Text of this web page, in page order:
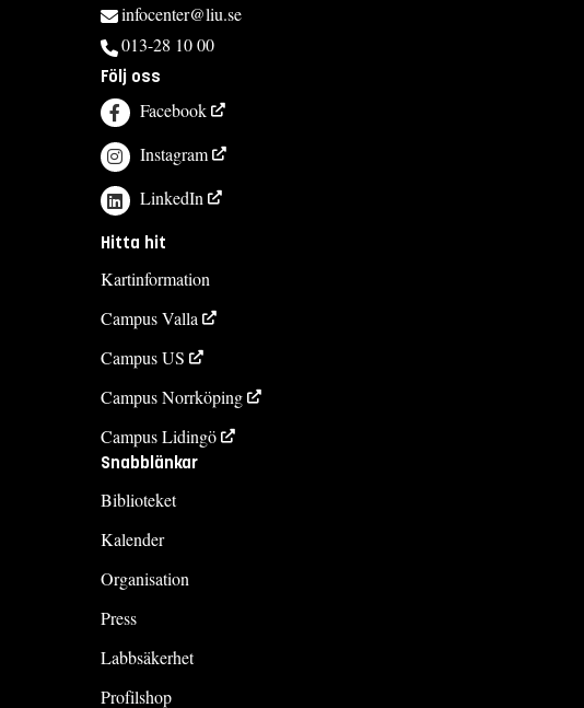
infocenter@liu.se
013-28 10 00
Följ oss
Facebook
Instagram
LinkedIn
Hitta hit
Kartinformation
Campus Valla
Campus US
Campus Norrköping
Campus Lidingö
Snabblänkar
Biblioteket
Kalender
Organisation
Press
Labbsäkerhet
Profilshop